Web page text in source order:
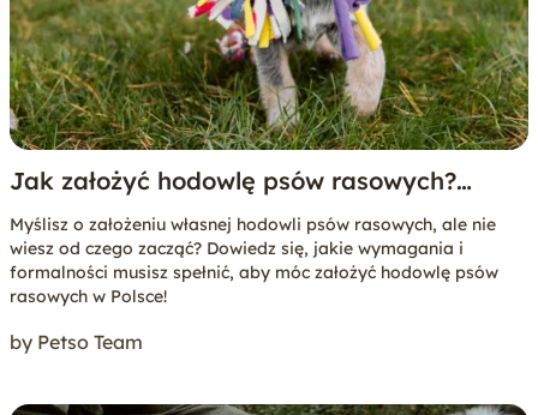
Jak założyć hodowlę psów rasowych?
Poradnik krok po kroku
Myślisz o założeniu własnej hodowli psów rasowych, ale nie
wiesz od czego zacząć? Dowiedz się, jakie wymagania i
formalności musisz spełnić, aby móc założyć hodowlę psów
rasowych w Polsce!
by Petso Team